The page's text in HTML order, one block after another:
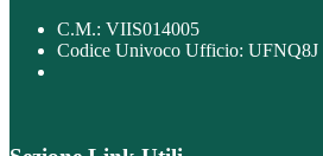
C.M.: VIIS014005
Codice Univoco Ufficio: UFNQ8J